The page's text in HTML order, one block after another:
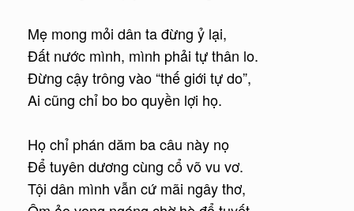
Mẹ mong mỏi dân ta đừng ỷ lại,
Đất nước mình, mình phải tự thân lo.
Đừng cậy trông vào “thế giới tự do”,
Ai cũng chỉ bo bo quyền lợi họ.
Họ chỉ phán dăm ba câu này nọ
Để tuyên dương cùng cổ võ vu vơ.
Tội dân mình vẫn cứ mãi ngây thơ,